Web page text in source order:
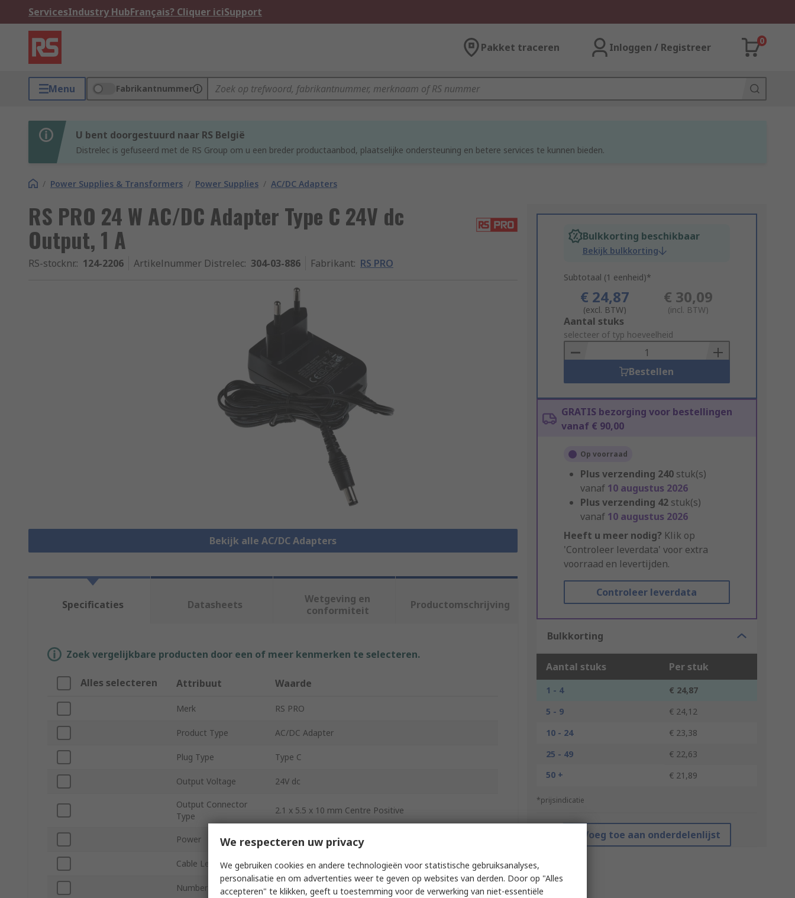
ServicesIndustry HubFrançais? Cliquer iciSupport
Pakket traceren Inloggen / Registreer
0
Menu Fabrikantnummer
U bent doorgestuurd naar RS België
Distrelec is gefuseerd met de RS Group om u een breder productaanbod, plaatselijke ondersteuning en betere services te kunnen bieden.
/ Power Supplies & Transformers / Power Supplies / AC/DC Adapters
RS PRO 24 W AC/DC Adapter Type C 24V dc
Output, 1 A
RS-stocknr.: 124-2206 Artikelnummer Distrelec: 304-03-886 Fabrikant: RS PRO
Bekijk alle AC/DC Adapters
Bulkkorting beschikbaar
Bekijk bulkkorting
Subtotaal (1 eenheid)*
€ 24,87
(excl. BTW)
€ 30,09
(incl. BTW)
Add
to
Basket
Aantal stuks
selecteer of typ hoeveelheid
Bestellen
GRATIS bezorging voor bestellingen
vanaf € 90,00
Op voorraad
Plus verzending 240 stuk(s)
vanaf 10 augustus 2026
Plus verzending 42 stuk(s)
vanaf 10 augustus 2026
Heeft u meer nodig? Klik op
'Controleer leverdata' voor extra
voorraad en levertijden.
Controleer leverdata
Bulkkorting
Aantal stuks Per stuk
1 - 4
€ 24,87
5 - 9
€ 24,12
10 - 24
€ 23,38
25 - 49
€ 22,63
50 +
€ 21,89
*prijsindicatie
Voeg toe aan onderdelenlijst
Specificaties Datasheets
Wetgeving en
conformiteit
Productomschrijving
Zoek vergelijkbare producten door een of meer kenmerken te selecteren.
Alles selecteren Attribuut Waarde
Merk RS PRO
Product Type AC/DC Adapter
Plug Type Type C
Output Voltage 24V dc
Output Connector
Type
2.1 x 5.5 x 10 mm Centre Positive
Power 24W
Cable Length 1.5m
Number of Outputs 1
We respecteren uw privacy
We gebruiken cookies en andere technologieën voor statistische gebruiksanalyses,
personalisatie en om advertenties weer te geven op websites van derden. Door op "Alles
accepteren" te klikken, geeft u toestemming voor de verwerking van niet-essentiële